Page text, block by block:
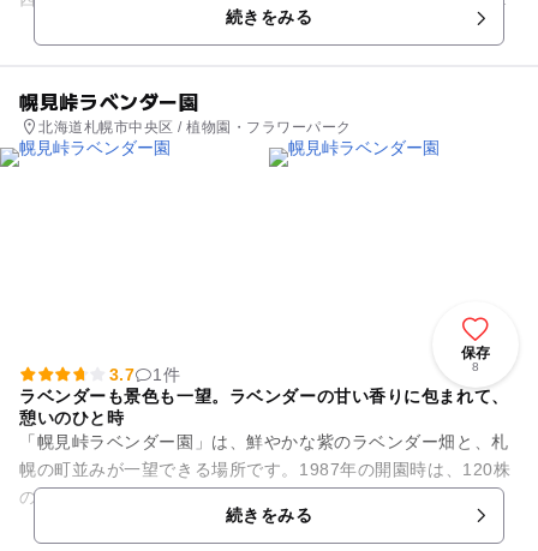
や遠方には十勝岳連峰・大雪...続きをみる
幌見峠ラベンダー園
北海道札幌市中央区 / 植物園・フラワーパーク
保存
8
3.7
1件
ラベンダーも景色も一望。ラベンダーの甘い香りに包まれて、
憩いのひと時
「幌見峠ラベンダー園」は、鮮やかな紫のラベンダー畑と、札
幌の町並みが一望できる場所です。1987年の開園時は、120株
のラベンダーが植えられていましたが、現在では約8,000株に
続きをみる